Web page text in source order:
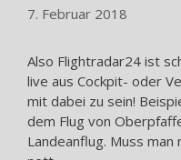
7. Februar 2018
Also Flightradar24 ist
live aus Cockpit- oder
mit dabei zu sein!
dem Flug von
Landeanflug. Muss